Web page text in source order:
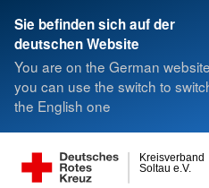
Sie befinden sich auf der
deutschen Website
You are on the German
you can use the switch to
the English one
Soltau e.V.
Kreisverband